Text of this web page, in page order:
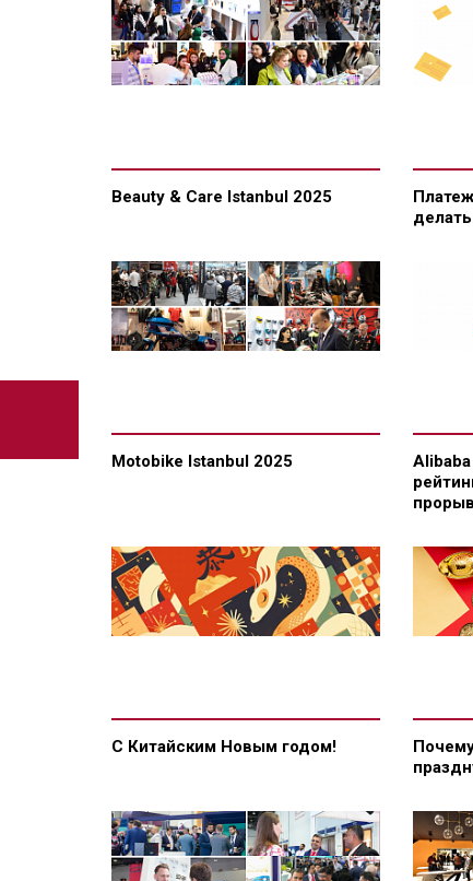
Beauty & Care Istanbul 2025
Motobike Istanbul 2025
С Китайским Новым годом!